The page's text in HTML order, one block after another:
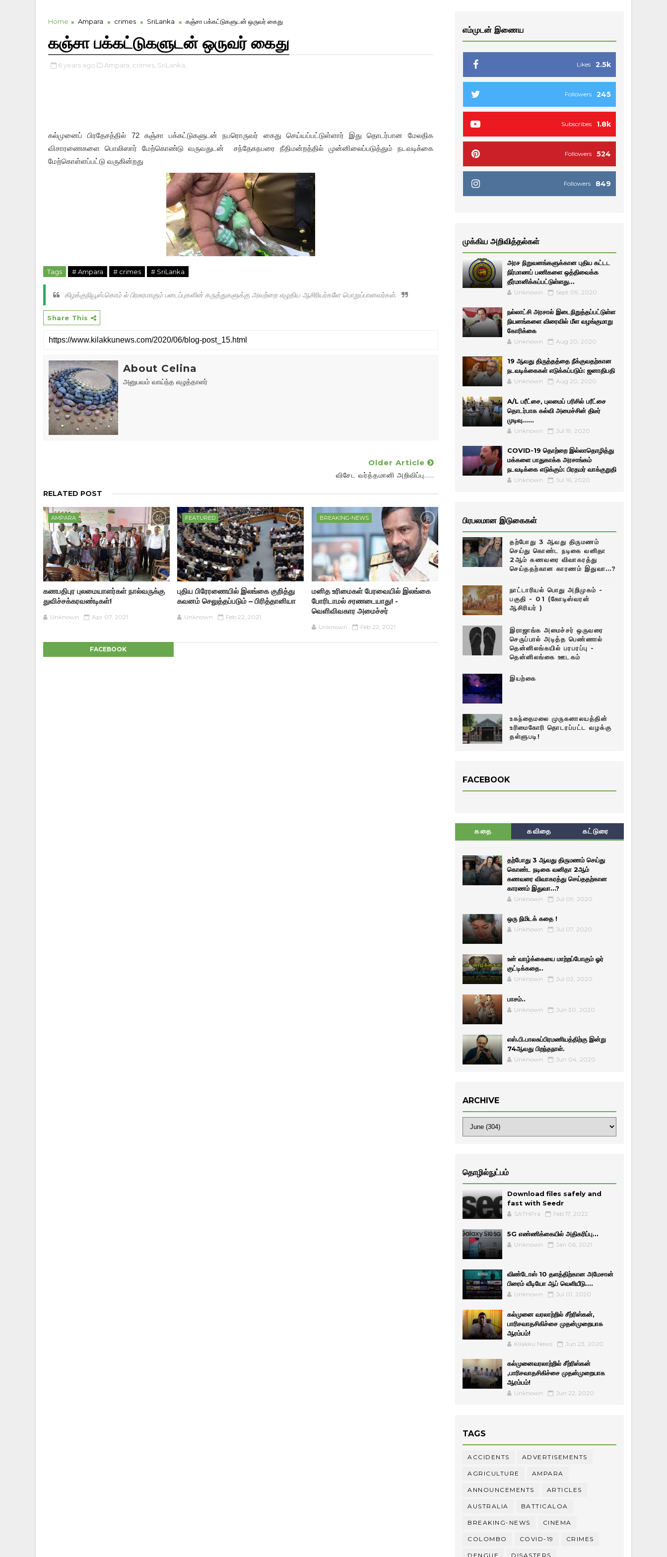
Home Ampara crimes SriLanka கஞ்சா பக்கட்டுகளுடன் ஒருவர் கைது
கஞ்சா பக்கட்டுகளுடன் ஒருவர் கைது
6 years ago Ampara, crimes, SriLanka,
கல்முனைப் பிரதேசத்தில் 72 கஞ்சா பக்கட்டுகளுடன் நபரொருவர் கைது செய்யப்பட்டுள்ளார் இது தொடர்பான மேலதிக
விசாரணைகளை பொலிஸார் மேற்கொண்டு வருவதுடன்  சந்தேகநபரை நீதிமன்றத்தில் முன்னிலைப்படுத்தும் நடவடிக்கை
மேற்கொள்ளப்பட்டு வருகின்றது
Tags # Ampara # crimes # SriLanka
கிழக்குநியூஸ்.கொம் ல் பிரசுரமாகும் படைப்புகளின் கருத்துகளுக்கு அவற்றை எழுதிய ஆசிரியர்களே பொறுப்பானவர்கள்.
Share This
About Celina
அனுபவம் வாய்ந்த எழுத்தாளர்
Older Article
விசேட வர்த்தமானி அறிவிப்பு.....
RELATED POST
AMPARA
கணபதிபுர புலமையாளர்கள் நால்வருக்கு
துவிச்சக்கரவண்டிகள்!
Unknown Apr 07, 2021
FEATURED
புதிய பிரேரணையில் இலங்கை குறித்து
கவனம் செலுத்தப்படும் – பிரித்தானியா
Unknown Feb 22, 2021
BREAKING-NEWS
மனித உரிமைகள் பேரவையில் இலங்கை
போரிடாமல் சரணடையாது! -
வெளிவிவகார அமைச்சர்
Unknown Feb 22, 2021
FACEBOOK
எம்முடன் இணைய
2.5k
Likes
245
Followers
1.8k
Subscribes
524
Followers
849
Followers
முக்கிய அறிவித்தல்கள்
அரச நிறுவனங்களுக்கான புதிய கட்டட
நிர்மாணப் பணிகளை ஒத்திவைக்க
தீர்மானிக்கப்பட்டுள்ளது...
Unknown Sept 09, 2020
நல்லாட்சி அரசால் இடைநிறுத்தப்பட்டுள்ள
நியனங்களை விரைவில் மீள வழங்குமாறு
கோரிக்கை
Unknown Aug 20, 2020
19 ஆவது திருத்தத்தை நீக்குவதற்கான
நடவடிக்கைகள் எடுக்கப்படும்: ஜனாதிபதி
Unknown Aug 20, 2020
A/L பரீட்சை, புலமைப் பரிசில் பரீட்சை
தொடர்பாக கல்வி அமைச்சின் திடீர்
முடிவு......
Unknown Jul 19, 2020
COVID-19 தொற்றை இல்லாதொழித்து
மக்களை பாதுகாக்க அரசாங்கம்
நடவடிக்கை எடுக்கும்: பிரதமர் வாக்குறுதி
Unknown Jul 16, 2020
பிரபலமான இடுகைகள்
தற்போது 3 ஆவது திருமணம்
செய்து கொண்ட நடிகை வனிதா
2ஆம் கணவரை விவாகரத்து
செய்ததற்கான காரணம் இதுவா…?
நாட்டாரியல் பொது அறிமுகம் -
பகுதி - 01 (கோடிஸ்வரன்
ஆசிரியர் )
இராஜாங்க அமைச்சர் ஒருவரை
செருப்பால் அடித்த பெண்ணால்
தென்னிலங்கயில் பரபரப்பு -
தென்னிலங்கை ஊடகம்
இயற்கை
உகந்தைமலை முருகனாலயத்தின்
உரிமைகோரி தொடரப்பட்ட வழக்கு
தள்ளுபடி!
FACEBOOK
கதை கவிதை கட்டுரை
தற்போது 3 ஆவது திருமணம் செய்து
கொண்ட நடிகை வனிதா 2ஆம்
கணவரை விவாகரத்து செய்ததற்கான
காரணம் இதுவா…?
Unknown Jul 09, 2020
ஒரு நிமிடக் கதை !
Unknown Jul 07, 2020
உன் வாழ்க்கையை மாற்றப்போகும் ஓர்
குட்டிக்கதை..
Unknown Jul 02, 2020
பாசம்..
Unknown Jun 30, 2020
எஸ்.பி.பாலசுப்பிரமணியத்திற்கு இன்று
74ஆவது பிறந்தநாள்.
Unknown Jun 04, 2020
ARCHIVE
தொழில்நுட்பம்
Download files safely and
fast with Seedr
SATHPra Feb 17, 2022
5G எண்ணிக்கையில் அதிகரிப்பு...
Unknown Jan 06, 2021
விண்டோஸ் 10 தளத்திற்கான அமேசான்
பிரைம் வீடியோ ஆப் வெளியீடு....
Unknown Jul 01, 2020
கல்முனை வரலாற்றில் சீற்ரிஸ்கன்,
பாரிசவாதசிகிச்சை முதன்முறையாக
ஆரம்பம்!
Kilakku News Jun 23, 2020
கல்முனைவரலாற்றில் சீற்ரிஸ்கன்
,பாரிசவாதசிகிச்சை முதன்முறையாக
ஆரம்பம்!
Unknown Jun 22, 2020
TAGS
ACCIDENTS ADVERTISEMENTS
AGRICULTURE AMPARA
ANNOUNCEMENTS ARTICLES
AUSTRALIA BATTICALOA
BREAKING-NEWS CINEMA
COLOMBO COVID-19 CRIMES
DENGUE DISASTERS